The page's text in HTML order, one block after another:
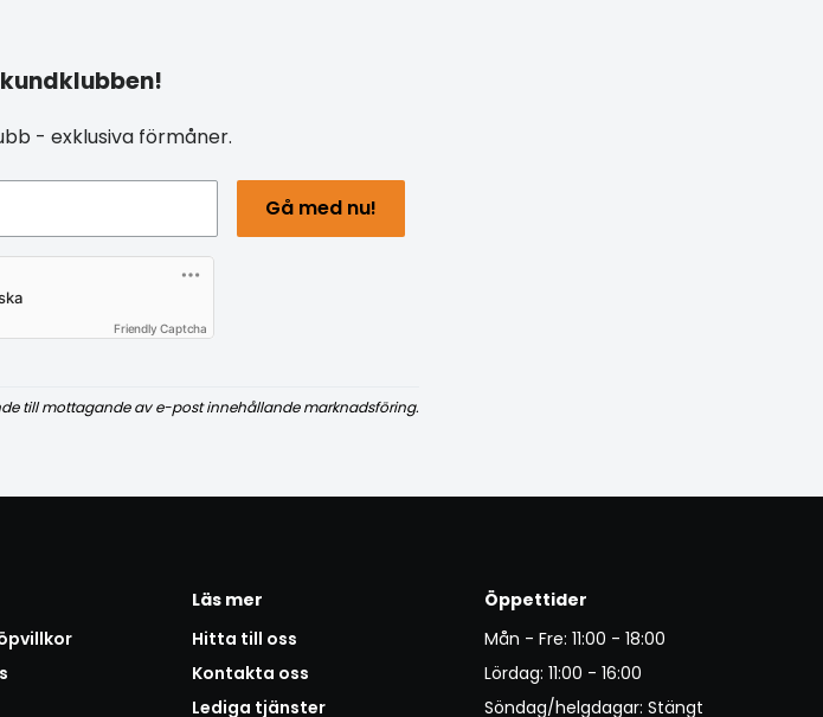
- exklusiva förmåner.
Gå med nu!
Friendly Captcha
till mottagande av e-post innehållande marknadsföring.
Läs mer
Hitta till oss
Kontakta oss
Lediga tjänster
Öppettider
Mån - Fre: 11:00 - 18:00
Lördag: 11:00 - 16:00
Söndag/helgdagar: Stängt